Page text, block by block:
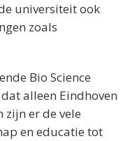
universiteit ook
zoals
Bio Science
alleen Eindhoven
zijn er de vele
en educatie tot